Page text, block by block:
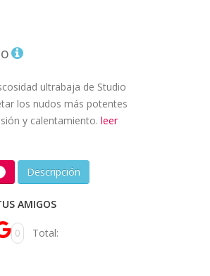
ultrabaja de Studio
los nudos más potentes
y calentamiento. leer
Descripción
AMIGOS
0 Total: